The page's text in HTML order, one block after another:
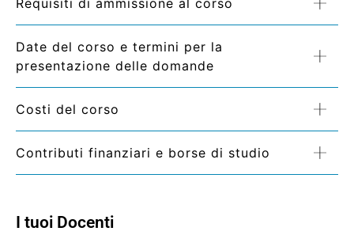
Requisiti di ammissione al corso
Date del corso e termini per la
presentazione delle domande
Costi del corso
Contributi finanziari e borse di studio
I tuoi Docenti